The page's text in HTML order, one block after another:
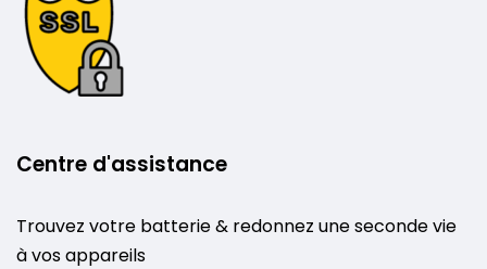
Centre d'assistance
Trouvez votre batterie & redonnez une seconde vie
à vos appareils